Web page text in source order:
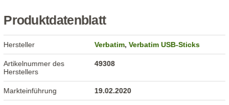
Produktdatenblatt
Hersteller Verbatim,Verbatim USB-Sticks
Artikelnummer des
Herstellers
49308
Markteinführung 19.02.2020